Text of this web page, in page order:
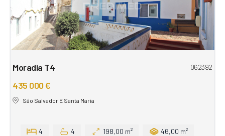
Moradia T4 062392
435 000 €
São Salvador E Santa Maria
4 4 198,00 m² 46,00 m²